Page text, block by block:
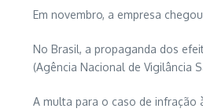
Em novembro, a empresa
No Brasil, a propaganda dos
(Agência Nacional de Vigilância
A multa para o caso de infração